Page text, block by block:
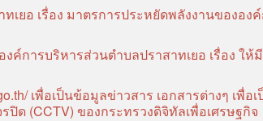
เยอ เรื่อง มาตรการประหยัดพลังงานขององ
ค์การบริหารส่วนตำบลปราสาทเยอ เรื่อง ใ
เพื่อเป็นข้อมูลข่าวสาร เอกสารต่างๆ เพื่อ
ปิด (CCTV) ของกระทรวงดิจิทัลเพื่อเศรษฐกิ